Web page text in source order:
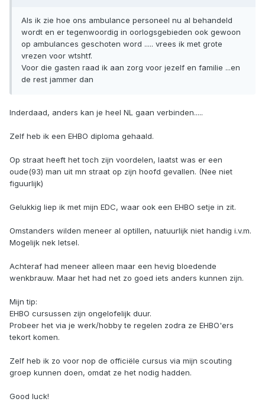
Als ik zie hoe ons ambulance personeel nu al behandeld
wordt en er tegenwoordig in oorlogsgebieden ook gewoon
op ambulances geschoten word ..... vrees ik met grote
vrezen voor wtshtf.
Voor die gasten raad ik aan zorg voor jezelf en familie ...en
de rest jammer dan
Inderdaad, anders kan je heel NL gaan verbinden.....
Zelf heb ik een EHBO diploma gehaald.
Op straat heeft het toch zijn voordelen, laatst was er een
oude(93) man uit mn straat op zijn hoofd gevallen. (Nee niet
figuurlijk)
Gelukkig liep ik met mijn EDC, waar ook een EHBO setje in zit.
Omstanders wilden meneer al optillen, natuurlijk niet handig i.v.m.
Mogelijk nek letsel.
Achteraf had meneer alleen maar een hevig bloedende
wenkbrauw. Maar het had net zo goed iets anders kunnen zijn.
Mijn tip:
EHBO cursussen zijn ongelofelijk duur.
Probeer het via je werk/hobby te regelen zodra ze EHBO'ers
tekort komen.
Zelf heb ik zo voor nop de officiële cursus via mijn scouting
groep kunnen doen, omdat ze het nodig hadden.
Good luck!